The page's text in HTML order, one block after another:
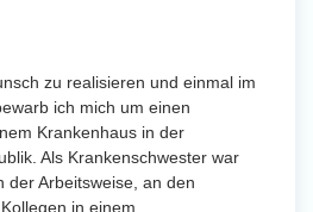
zu realisieren und einmal im
ich mich um einen
Krankenhaus in der
Als Krankenschwester war
der Arbeitsweise, an den
in einem